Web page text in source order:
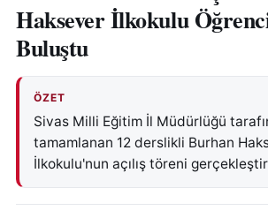
Haksever İlkokulu
Buluştu
ÖZET
Sivas Milli Eğitim İl Müdürlüğü
tamamlanan 12 derslikli Burhan
İlkokulu'nun açılış töreni